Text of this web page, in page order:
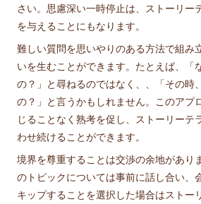
さい。思慮深い一時停止は、ストーリー
を与えることにもなります。
難しい質問を思いやりのある方法で組み
いを生むことができます。たとえば、「
の？」と尋ねるのではなく、、「その時
の？」と言うかもしれません。このアプ
じることなく熟考を促し、ストーリーテ
わせ続けることができます。
境界を尊重することは交渉の余地があり
のトピックについては事前に話し合い、
キップすることを選択した場合はストー